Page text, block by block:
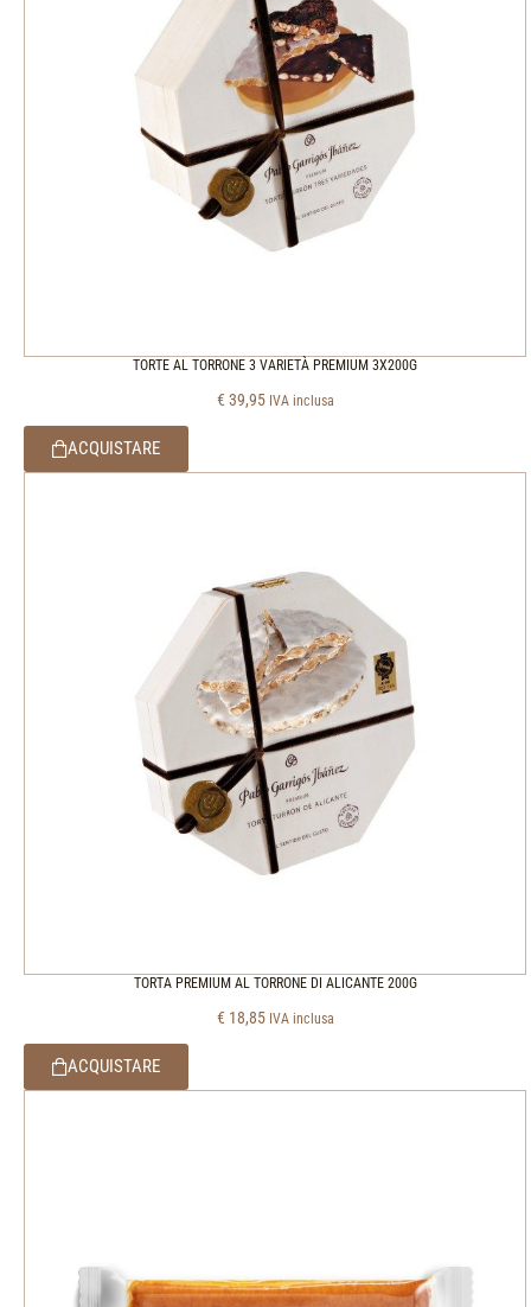
TORTE AL TORRONE 3 VARIETÀ PREMIUM 3X200G
€ 39,95 IVA inclusa
ACQUISTARE
TORTA PREMIUM AL TORRONE DI ALICANTE 200G
€ 18,85 IVA inclusa
ACQUISTARE